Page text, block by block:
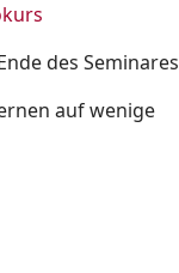
des Seminares
auf wenige